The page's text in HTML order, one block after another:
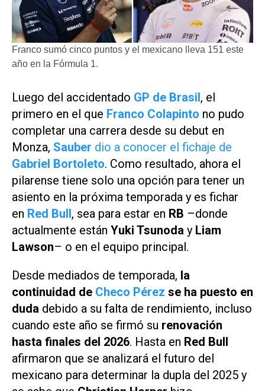
Franco sumó cinco puntos y el mexicano lleva 151 este
año en la Fórmula 1.
Luego del accidentado GP de Brasil, el
primero en el que Franco Colapinto no pudo
completar una carrera desde su debut en
Monza, Sauber dio a conocer el fichaje de
Gabriel Bortoleto. Como resultado, ahora el
pilarense tiene solo una opción para tener un
asiento en la próxima temporada y es fichar
en Red Bull, sea para estar en RB –donde
actualmente están Yuki Tsunoda y Liam
Lawson– o en el equipo principal.
Desde mediados de temporada, la
continuidad de Checo Pérez se ha puesto en
duda debido a su falta de rendimiento, incluso
cuando este año se firmó su renovación
hasta finales del 2026. Hasta en Red Bull
afirmaron que se analizará el futuro del
mexicano para determinar la dupla del 2025 y